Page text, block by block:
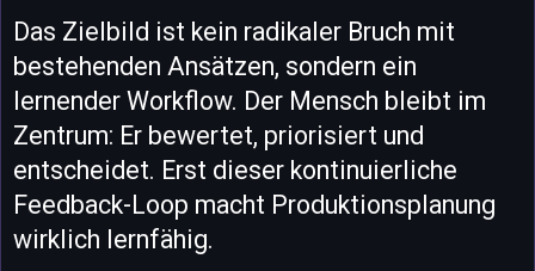
Das Zielbild ist kein radikaler Bruch mit
bestehenden Ansätzen, sondern ein
lernender Workflow. Der Mensch bleibt im
Zentrum: Er bewertet, priorisiert und
entscheidet. Erst dieser kontinuierliche
Feedback-Loop macht Produktionsplanung
wirklich lernfähig.